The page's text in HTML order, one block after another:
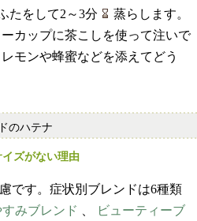
たをして2～3分
蒸らします。
カップに茶こしを使って注いで
モンや蜂蜜などを添えてどう
のハテナ
ズがない理由
です。症状別ブレンドは6種類
すみブレンド
ビューティーブ